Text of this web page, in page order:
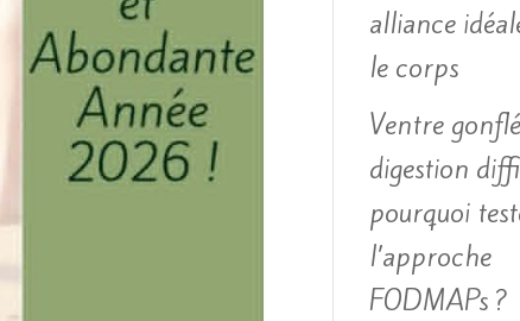
alliance
le corps
Ventre
digestion
pourquoi
l’approche
FODMAPs ?